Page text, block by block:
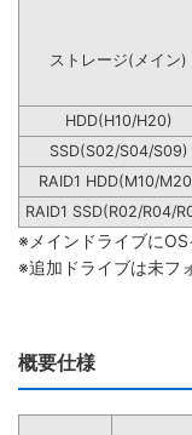
ストレージ(メイン)
HDD(H10/H20)
SSD(S02/S04/S09)
RAID1 HDD(M10/
RAID1 SSD(R02/R04/
※メインドライブに
※追加ドライブは未フ
概要仕様